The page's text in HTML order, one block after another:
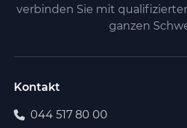
verbinden Sie mit
ganzen
Kontakt
044 517 80 00